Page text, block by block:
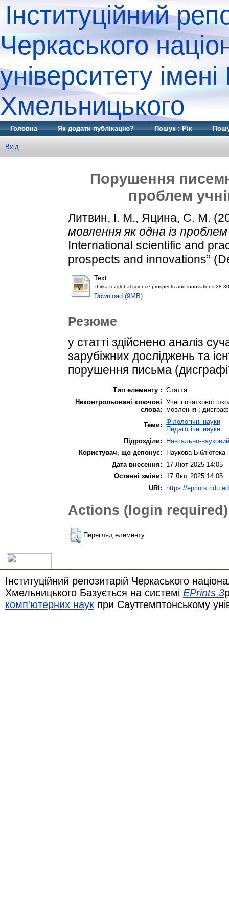
Інституційний
Черкаського
університету
Хмельницького
Головна Як додати публікацію? Пошук : Рік
Вхід
Порушення
проблем
Литвин, І. М., Яцина, С. М.
мовлення як одна із
International scientific and
prospects and innovations”
Text
zbirka-tezglobal-science-prospects-and-innovations-28-
Download (9MB)
Резюме
у статті здійснено аналіз
зарубіжних досліджень та
порушення письма
Тип елементу : Стаття
Неконтрольовані ключові
слова:
Учні початкової
мовлення ;
Теми: Філологічні науки
Педагогічні науки
Підрозділи:
Навчально-науковий
Користувач, що депонує:
Наукова Бібліотека
Дата внесення:
17 Лют 2025 14:05
Останні зміни:
17 Лют 2025 14:05
URI: https://
Actions (login required)
Перегляд елементу
Інституційний репозитарій Черкаського
Хмельницького Базується на системі EPrints 3
комп'ютерних наук при Саутгемптонському